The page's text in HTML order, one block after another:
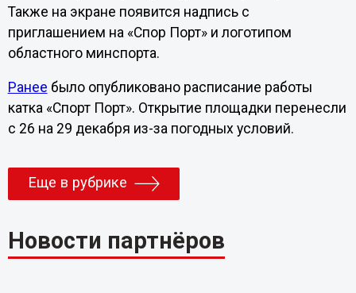
Также на экране появится надпись с
приглашением на «Спор Порт» и логотипом
областного минспорта.
Ранее было опубликовано расписание работы
катка «Спорт Порт». Открытие площадки перенесли
с 26 на 29 декабря из-за погодных условий.
Еще в рубрике
Новости партнёров